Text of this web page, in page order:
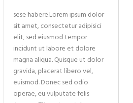
sese habere.Lorem ipsum dolor
sit amet, consectetur adipisici
elit, sed eiusmod tempor
incidunt ut labore et dolore
magna aliqua. Quisque ut dolor
gravida, placerat libero vel,
euismod. Donec sed odio
operae, eu vulputate felis